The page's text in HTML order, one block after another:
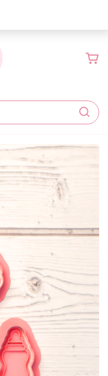
días hábiles